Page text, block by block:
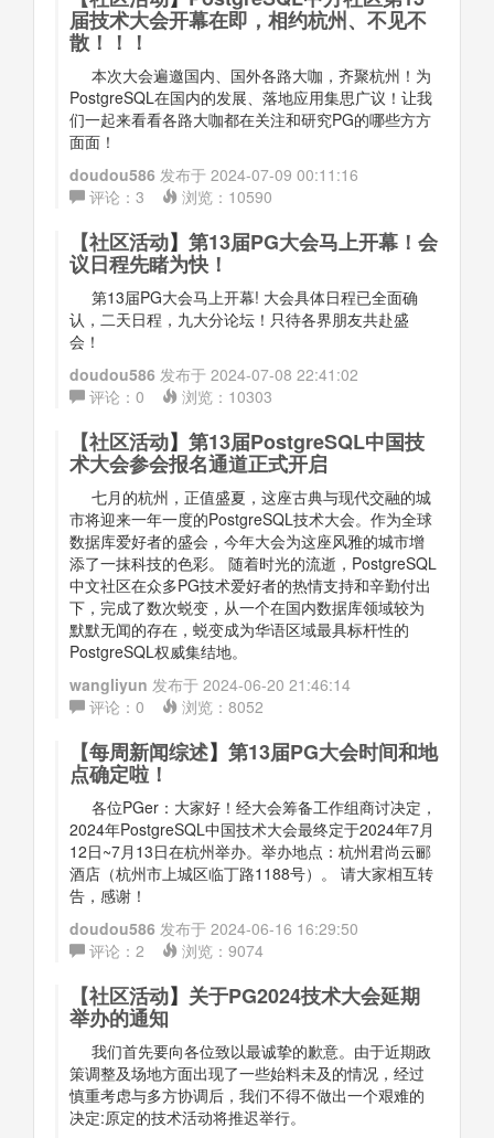
届技术大会开幕在即，相约杭州、不见不
散！！！
本次大会遍邀国内、国外各路大咖，齐聚杭州！为
PostgreSQL在国内的发展、落地应用集思广议！让我
们一起来看看各路大咖都在关注和研究PG的哪些方方
面面！
doudou586 发布于 2024-07-09 00:11:16
评论： 3 浏览： 10590
【社区活动】 第13届PG大会马上开幕！会
议日程先睹为快！
第13届PG大会马上开幕! 大会具体日程已全面确
认，二天日程，九大分论坛！只待各界朋友共赴盛
会！
doudou586 发布于 2024-07-08 22:41:02
评论： 0 浏览： 10303
【社区活动】 第13届PostgreSQL中国技
术大会参会报名通道正式开启
七月的杭州，正值盛夏，这座古典与现代交融的城
市将迎来一年一度的PostgreSQL技术大会。作为全球
数据库爱好者的盛会，今年大会为这座风雅的城市增
添了一抹科技的色彩。 随着时光的流逝，PostgreSQL
中文社区在众多PG技术爱好者的热情支持和辛勤付出
下，完成了数次蜕变，从一个在国内数据库领域较为
默默无闻的存在，蜕变成为华语区域最具标杆性的
PostgreSQL权威集结地。
wangliyun 发布于 2024-06-20 21:46:14
评论： 0 浏览： 8052
【每周新闻综述】 第13届PG大会时间和地
点确定啦！
各位PGer：大家好！经大会筹备工作组商讨决定，
2024年PostgreSQL中国技术大会最终定于2024年7月
12日~7月13日在杭州举办。举办地点：杭州君尚云郦
酒店（杭州市上城区临丁路1188号）。 请大家相互转
告，感谢！
doudou586 发布于 2024-06-16 16:29:50
评论： 2 浏览： 9074
【社区活动】 关于PG2024技术大会延期
举办的通知
我们首先要向各位致以最诚挚的歉意。由于近期政
策调整及场地方面出现了一些始料未及的情况，经过
慎重考虑与多方协调后，我们不得不做出一个艰难的
决定:原定的技术活动将推迟举行。